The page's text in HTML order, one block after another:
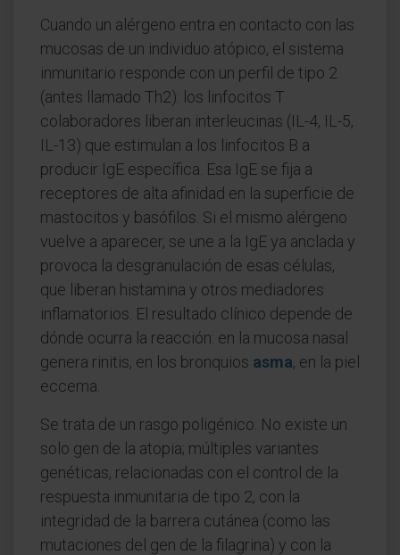
Cuando un alérgeno entra en contacto con las
mucosas de un individuo atópico, el sistema
inmunitario responde con un perfil de tipo 2
(antes llamado Th2): los linfocitos T
colaboradores liberan interleucinas (IL-4, IL-5,
IL-13) que estimulan a los linfocitos B a
producir IgE específica. Esa IgE se fija a
receptores de alta afinidad en la superficie de
mastocitos y basófilos. Si el mismo alérgeno
vuelve a aparecer, se une a la IgE ya anclada y
provoca la desgranulación de esas células,
que liberan histamina y otros mediadores
inflamatorios. El resultado clínico depende de
dónde ocurra la reacción: en la mucosa nasal
genera rinitis, en los bronquios asma, en la piel
eccema.
Se trata de un rasgo poligénico. No existe un
solo gen de la atopia; múltiples variantes
genéticas, relacionadas con el control de la
respuesta inmunitaria de tipo 2, con la
integridad de la barrera cutánea (como las
mutaciones del gen de la filagrina) y con la